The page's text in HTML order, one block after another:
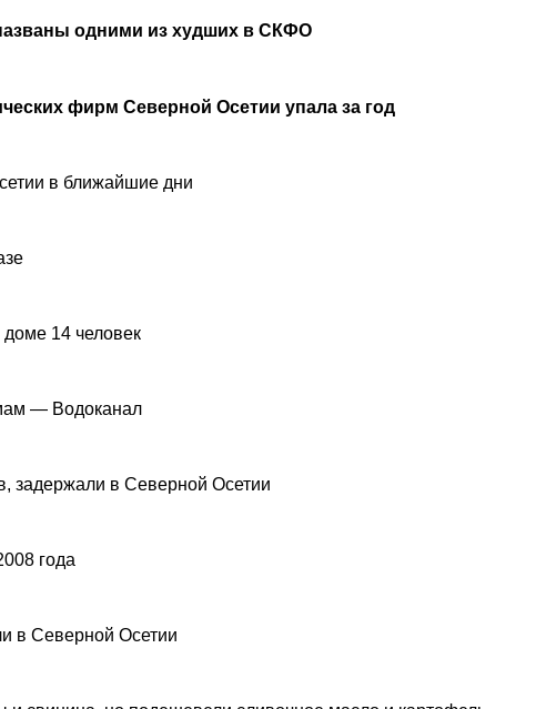
одними из худших в СКФО
фирм Северной Осетии упала за год
в ближайшие дни
14 человек
— Водоканал
задержали в Северной Осетии
года
в Северной Осетии